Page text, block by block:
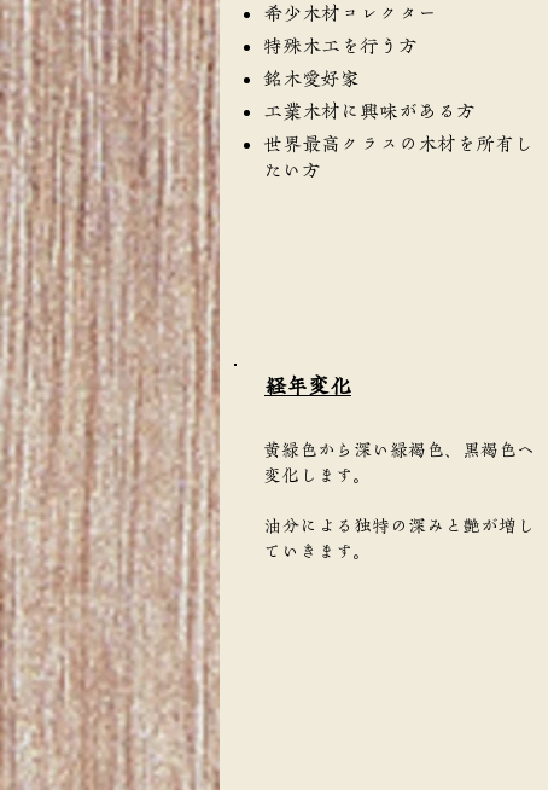
希少木材コレクター
特殊木工を行う方
銘木愛好家
工業木材に興味がある方
世界最高クラスの木材を所有し
たい方
​経年変化
黄緑色から深い緑褐色、黒褐色へ
変化します。
油分による独特の深みと艶が増し
ていきます。